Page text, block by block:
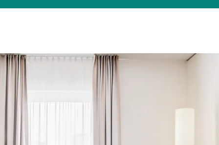
Was suchen Sie?